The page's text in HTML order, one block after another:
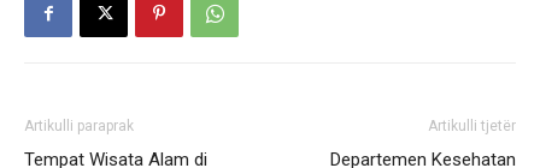
Artikulli paraprak
Tempat Wisata Alam di
Artikulli tjetër
Departemen Kesehatan